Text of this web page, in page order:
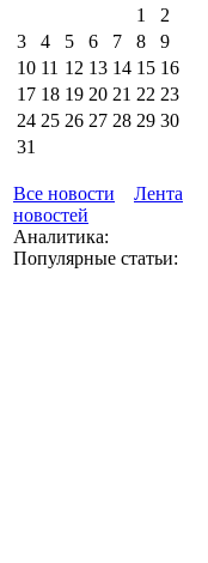
1
2
3
4 5 6 7 8
9
10 11 12 13 14 15 16
17 18 19 20 21 22 23
24 25 26 27 28 29 30
31
Все новости
Лента
новостей
Аналитика:
Популярные статьи: